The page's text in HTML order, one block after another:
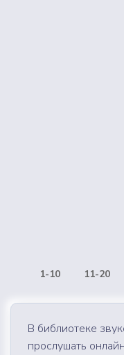
1-10 11-20
В библиотеке
прослушать